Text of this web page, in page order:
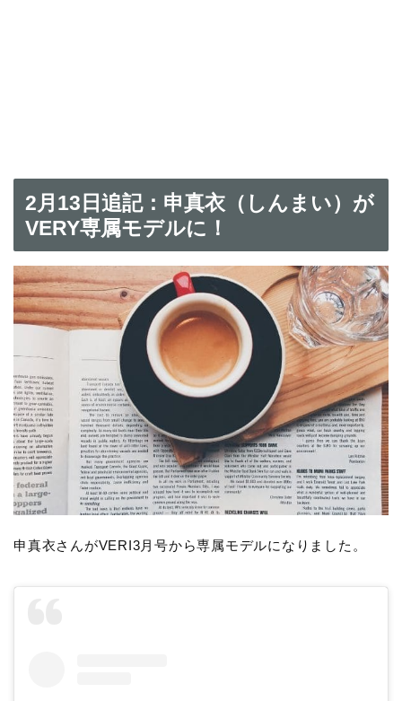
2月13日追記：申真衣（しんまい）が
VERY専属モデルに！
申真衣さんがVERI3月号から専属モデルになりました。